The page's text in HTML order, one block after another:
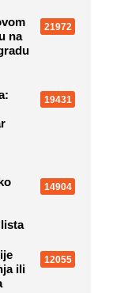
na
21972
19431
14904
ili
12055